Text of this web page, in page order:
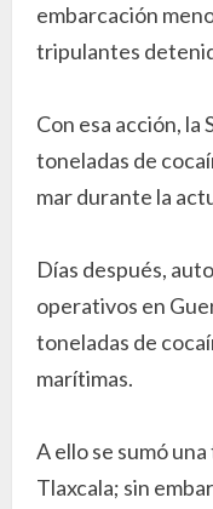
embarcación
tripulantes
Con esa acción, la
toneladas de
mar durante la
Días después,
operativos en
toneladas de
marítimas.
A ello se sumó
Tlaxcala; sin